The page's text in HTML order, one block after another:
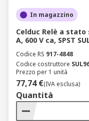
In magazzino
Celduc Relè a stato
A, 600 V ca, SPST
Codice RS 917-4848
Codice costruttore
Prezzo per 1 unità
77,74 €(IVA esclusa)
Quantità